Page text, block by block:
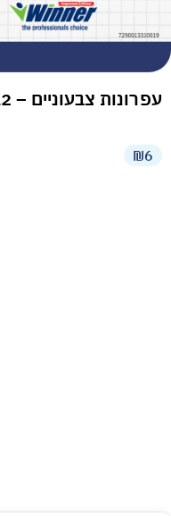
עפרונות צבעוניים – 12 יחידות
₪6